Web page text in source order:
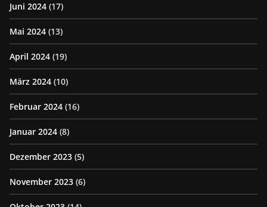
Juni 2024 (17)
Mai 2024 (13)
April 2024 (19)
März 2024 (10)
Februar 2024 (16)
Januar 2024 (8)
Dezember 2023 (5)
November 2023 (6)